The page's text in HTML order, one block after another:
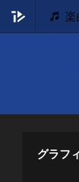
楽
グラフ